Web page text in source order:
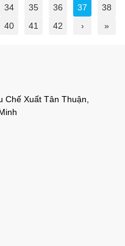
34 35 36 37
38
40 41 42 › »
Xuất Tân Thuận,